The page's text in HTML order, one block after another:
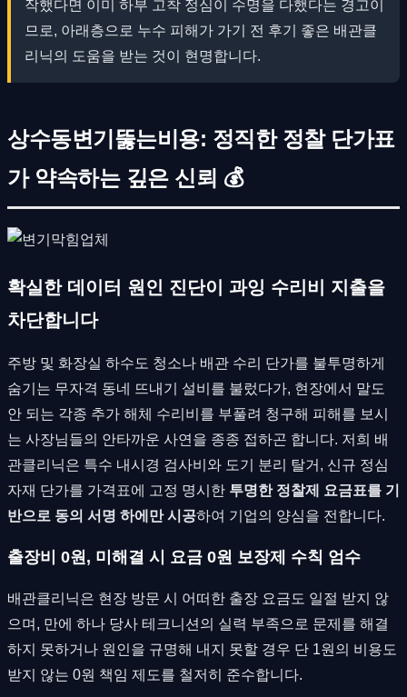
작했다면 이미 하부 고착 정심이 수명을 다했다는 경고이
므로, 아래층으로 누수 피해가 가기 전 후기 좋은 배관클
리닉의 도움을 받는 것이 현명합니다.
상수동변기뚫는비용: 정직한 정찰 단가표
가 약속하는 깊은 신뢰 💰
확실한 데이터 원인 진단이 과잉 수리비 지출을
차단합니다
주방 및 화장실 하수도 청소나 배관 수리 단가를 불투명하게
숨기는 무자격 동네 뜨내기 설비를 불렀다가, 현장에서 말도
안 되는 각종 추가 해체 수리비를 부풀려 청구해 피해를 보시
는 사장님들의 안타까운 사연을 종종 접하곤 합니다. 저희 배
관클리닉은 특수 내시경 검사비와 도기 분리 탈거, 신규 정심
자재 단가를 가격표에 고정 명시한 투명한 정찰제 요금표를 기
반으로 동의 서명 하에만 시공하여 기업의 양심을 전합니다.
출장비 0원, 미해결 시 요금 0원 보장제 수칙 엄수
배관클리닉은 현장 방문 시 어떠한 출장 요금도 일절 받지 않
으며, 만에 하나 당사 테크니션의 실력 부족으로 문제를 해결
하지 못하거나 원인을 규명해 내지 못할 경우 단 1원의 비용도
받지 않는 0원 책임 제도를 철저히 준수합니다.